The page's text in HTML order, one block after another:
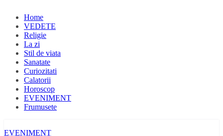
Home
VEDETE
Religie
La zi
Stil de viata
Sanatate
Curiozitati
Calatorii
Horoscop
EVENIMENT
Frumusete
EVENIMENT